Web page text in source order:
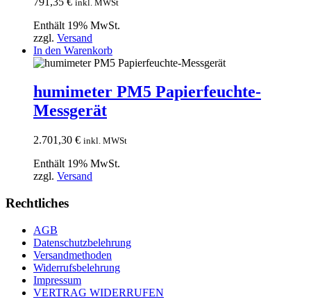
inkl. MWSt
Enthält 19% MwSt.
zzgl. Versand
In den Warenkorb
humimeter PM5 Papierfeuchte-
Messgerät
2.701,30 € inkl. MWSt
Enthält 19% MwSt.
zzgl. Versand
Rechtliches
AGB
Datenschutzbelehrung
Versandmethoden
Widerrufsbelehrung
Impressum
VERTRAG WIDERRUFEN